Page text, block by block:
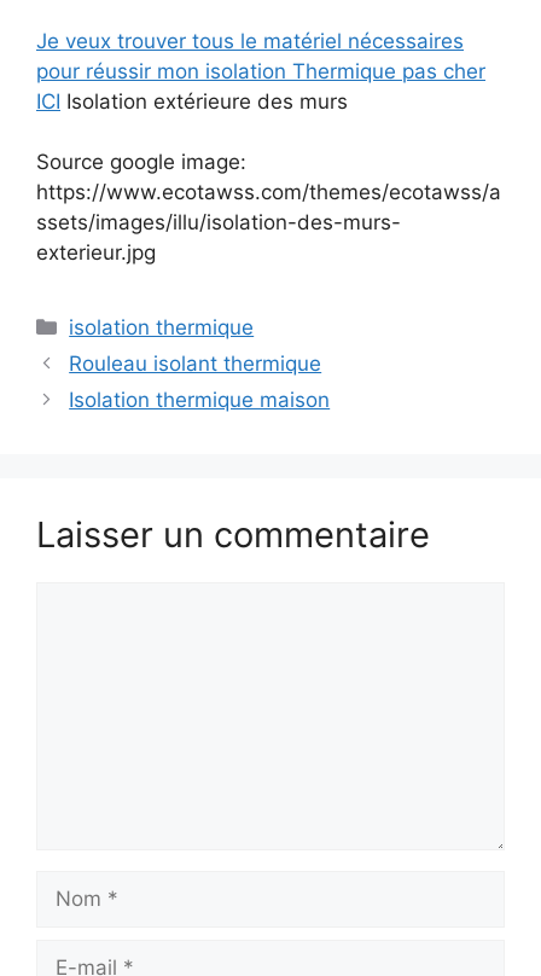
Je veux trouver tous le matériel nécessaires
pour réussir mon isolation Thermique pas cher
ICI Isolation extérieure des murs
Source google image:
https://www.ecotawss.com/themes/ecotawss/a
ssets/images/illu/isolation-des-murs-
exterieur.jpg
Catégories
isolation thermique
Rouleau isolant thermique
Isolation thermique maison
Laisser un commentaire